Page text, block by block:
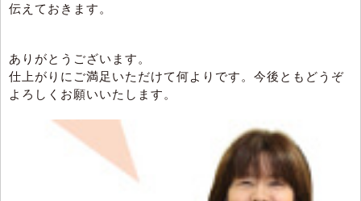
伝えておきます。
ありがとうございます。
仕上がりにご満足いただけて何よりです。今後ともどうぞ
よろしくお願いいたします。